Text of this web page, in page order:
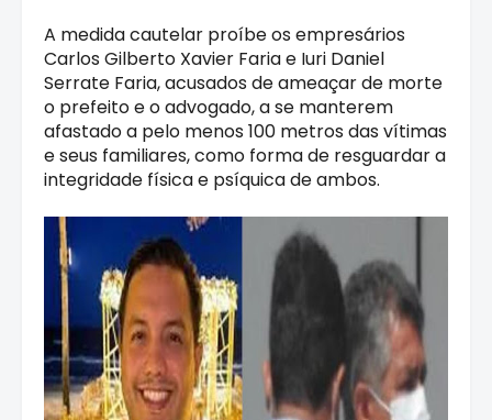
A medida cautelar proíbe os empresários
Carlos Gilberto Xavier Faria e Iuri Daniel
Serrate Faria, acusados de ameaçar de morte
o prefeito e o advogado, a se manterem
afastado a pelo menos 100 metros das vítimas
e seus familiares, como forma de resguardar a
integridade física e psíquica de ambos.